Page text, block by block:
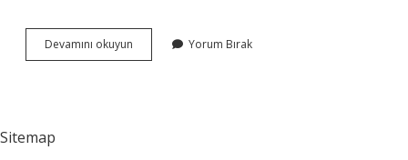
Devamını okuyun
Yapmak
Yorum Bırak
Sitemap